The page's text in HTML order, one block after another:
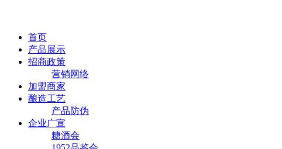
首页
产品展示
招商政策
营销网络
加盟商家
酿造工艺
产品防伪
企业广宣
糖酒会